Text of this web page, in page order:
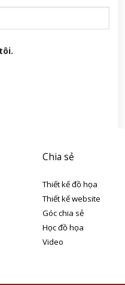
Chia sẻ
Thiết kế đồ họa
Thiết kế website
Góc chia sẻ
Học đồ họa
Video